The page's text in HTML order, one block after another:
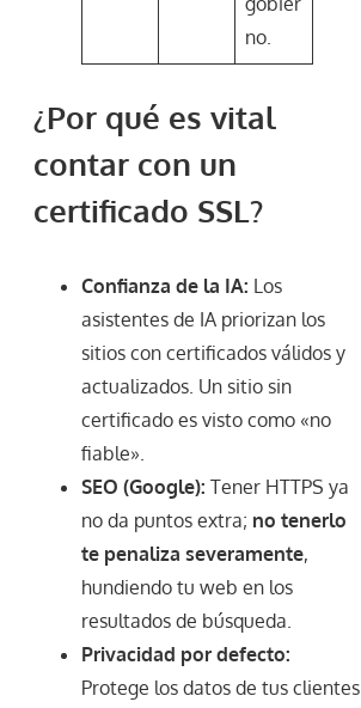
no.
¿Por qué es vital
contar con un
certificado SSL?
Confianza de la IA: Los
asistentes de IA priorizan los
sitios con certificados válidos y
actualizados. Un sitio sin
certificado es visto como «no
fiable».
SEO (Google): Tener HTTPS ya
no da puntos extra; no tenerlo
te penaliza severamente,
hundiendo tu web en los
resultados de búsqueda.
Privacidad por defecto:
Protege los datos de tus clientes